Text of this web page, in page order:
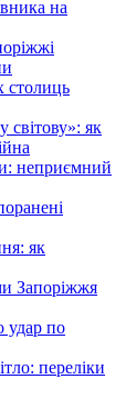
на
столиць
світову»: як
неприємний
як
Запоріжжя
удар по
переліки